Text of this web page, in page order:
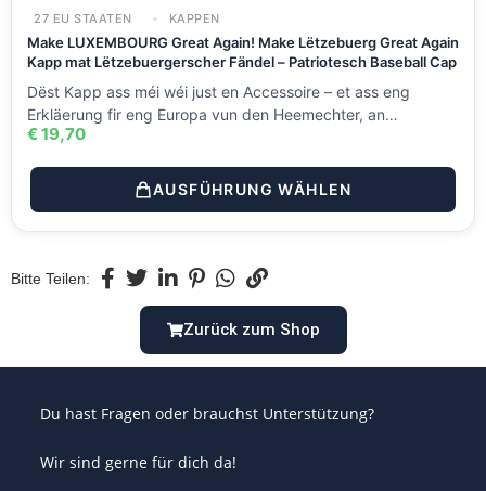
27 EU STAATEN KAPPEN
Make LUXEMBOURG Great Again! Make Lëtzebuerg Great Again
Kapp mat Lëtzebuergerscher Fändel – Patriotesch Baseball Cap
Dëst Kapp ass méi wéi just en Accessoire – et ass eng
Erkläerung fir eng Europa vun den Heemechter, an…
€19,70
AUSFÜHRUNG WÄHLEN
Bitte Teilen:
Zurück zum Shop
Du hast Fragen oder brauchst Unterstützung?
Wir sind gerne für dich da!